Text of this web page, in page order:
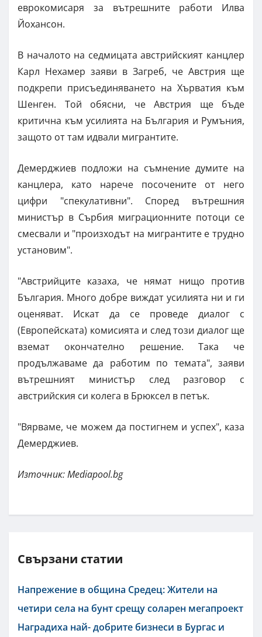
еврокомисаря за вътрешните работи Илва
Йохансон.
В началото на седмицата австрийският канцлер
Карл Нехамер заяви в Загреб, че Австрия ще
подкрепи присъединяването на Хърватия към
Шенген. Той обясни, че Австрия ще бъде
критична към усилията на България и Румъния,
защото от там идвали мигрантите.
Демерджиев подложи на съмнение думите на
канцлера, като нарече посочените от него
цифри "спекулативни". Според вътрешния
министър в Сърбия миграционните потоци се
смесвали и "произходът на мигрантите е трудно
установим".
"Австрийците казаха, че нямат нищо против
България. Много добре виждат усилията ни и ги
оценяват. Искат да се проведе диалог с
(Европейската) комисията и след този диалог ще
вземат окончателно решение. Така че
продължаваме да работим по темата", заяви
вътрешният министър след разговор с
австрийския си колега в Брюксел в петък.
"Вярваме, че можем да постигнем и успех", каза
Демерджиев.
Източник: Mediapool.bg
Свързани статии
Напрежение в община Средец: Жители на
четири села на бунт срещу соларен мегапроект
Наградиха най- добрите бизнеси в Бургас и